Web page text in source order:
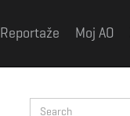
Reportaže Moj AO